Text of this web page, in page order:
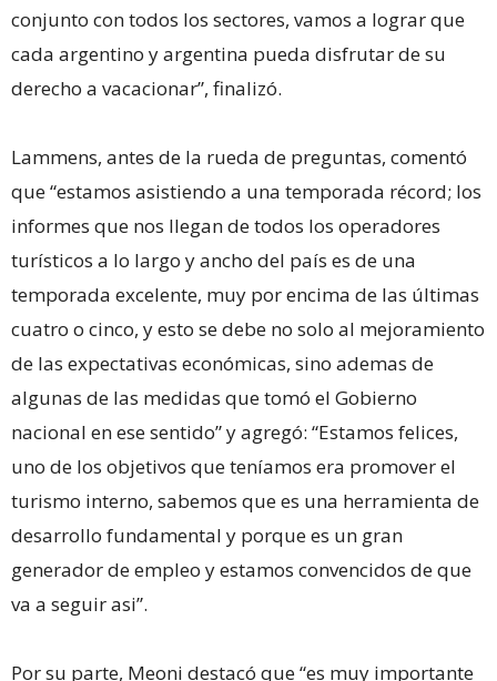
conjunto con todos los sectores, vamos a lograr que
cada argentino y argentina pueda disfrutar de su
derecho a vacacionar”, finalizó.
Lammens, antes de la rueda de preguntas, comentó
que “estamos asistiendo a una temporada récord; los
informes que nos llegan de todos los operadores
turísticos a lo largo y ancho del país es de una
temporada excelente, muy por encima de las últimas
cuatro o cinco, y esto se debe no solo al mejoramiento
de las expectativas económicas, sino ademas de
algunas de las medidas que tomó el Gobierno
nacional en ese sentido” y agregó: “Estamos felices,
uno de los objetivos que teníamos era promover el
turismo interno, sabemos que es una herramienta de
desarrollo fundamental y porque es un gran
generador de empleo y estamos convencidos de que
va a seguir asi”.
Por su parte, Meoni destacó que “es muy importante